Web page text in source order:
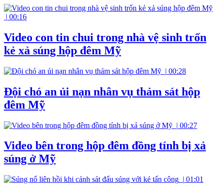
| 00:16
Video con tin chui trong nhà vệ sinh trốn
kẻ xả súng hộp đêm Mỹ
| 00:28
Đội chó an ủi nạn nhân vụ thảm sát hộp
đêm Mỹ
| 00:27
Video bên trong hộp đêm đồng tính bị xả
súng ở Mỹ
| 01:01